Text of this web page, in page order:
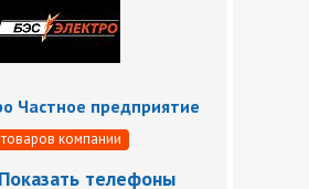
Частное предприятие
компании
Показать телефоны